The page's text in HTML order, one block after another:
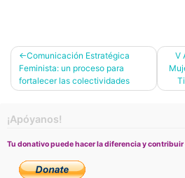
Navegación
de
entradas
Comunicación Estratégica
Feminista: un proceso para
fortalecer las colectividades
V
¡Apóyanos!
Tu donativo puede hacer la diferencia y